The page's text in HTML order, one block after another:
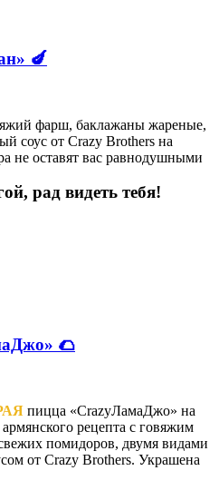
🍆
фарш, баклажаны жареные,
соус от Crazy Brothers на
не оставят вас равнодушными
рад видеть тебя!
🌮
пицца «CrazyЛамаДжо» на
рецепта с говяжим
помидоров, двумя видами
от Crazy Brothers. Украшена